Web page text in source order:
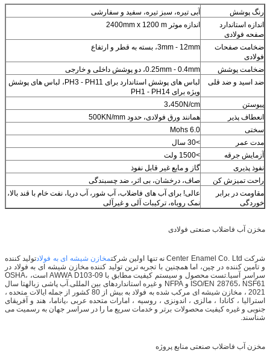
رنگ پوشش
آبی تیره، سبز تیره، سفید و سفارشی
اندازه استاندارد
صفحه فولادی
اندازه موثر 2400mm x 1200 m
ضخامت صفحات
فولادی
3mm - 12mm، بسته به قطر و ارتفاع
ضخامت پوشش
0.25mm - 0.4mm، دو پوشش داخلی و خارجی
ضد اسید و ضد قلی
لباس های پوشش استاندارد برای PH3 - PH11، لباس های پوشش
ویژه برای PH1 - PH14
پیوستن
3،450N/cm
انعطاف پذیر
همانند ورق فولادی، حدود 500KN/mm
سختی
6.0 Mohs
مدت عمر
>30 سال
آزمایش جرقه
>1500 ولت
نفوذ پذیری
گاز و مایع غیر قابل نفوذ
راحت تمیزش کن
صاف، درخشان، بی اثر، ضد چسبندگی
مقاومت در برابر
خوردگی
عالی! برای آب های فاضلاب، آب شور، آب دریا، نفت خام با قند بالا،
نمک روباه، ترکیبات آلی و غیرآلی
مخزن آب فاضلاب صنعتی فولادی
شرکت Center Enamel Co. Ltd نه تنها اولین شرکت مخازن شیشه ای به فولادتولید کننده
و تامین کننده در چین، اما همچنین با تجربه ترین تولید کننده مخازن شیشه ای به فولاد در
سراسر آسیا.تست محصول و سیستم کیفیت مطابق با AWWA D103-09 است، OSHA،
ISO/EN 28765، NSF61 و NFPA و غیره استانداردهای بین المللی.آب پاشی زبالهتا سال
2021 ، مخازن شیشه ای مرکب شده به فولاد به بیش از 80 کشور از جمله ایالات متحده ،
استرالیا ، کانادا ، مالزی ، اندونزی ، روسیه ، امارات متحده عربی ،پاناما، هند و آفریقای
جنوبی و غیره کیفیت محصولات برتر و خدمات سریع ما را در سراسر جهان به رسمیت می
شناسند.
مخزن آب فاضلاب صنعتی منابع پروژه